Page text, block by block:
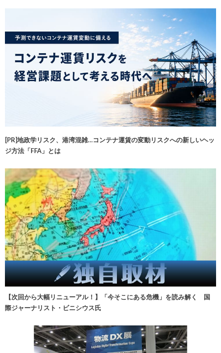
[PR]地政学リスク、港湾混雑…コンテナ運賃の変動リスクへの新しいヘッ
ジ方法「FFA」とは
【次回から大幅リニューアル！】「今そこにある危機」を読み解く 国
際ジャーナリスト・ビニシウス氏